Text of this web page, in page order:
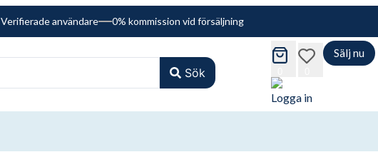
Verifierade användare 0% kommission vid försäljning
Sök
Logga in
Sälj nu